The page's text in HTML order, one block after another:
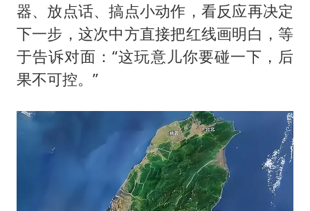
器、放点话、搞点小动作，看反应再决定
下一步，这次中方直接把红线画明白，等
于告诉对面：“这玩意儿你要碰一下，后
果不可控。”